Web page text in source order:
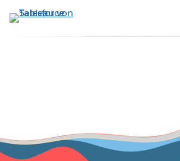
Direkt
zum